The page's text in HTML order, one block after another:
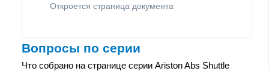
Откроется страница документа
Вопросы по серии
Что собрано на странице серии Ariston Abs Shuttle